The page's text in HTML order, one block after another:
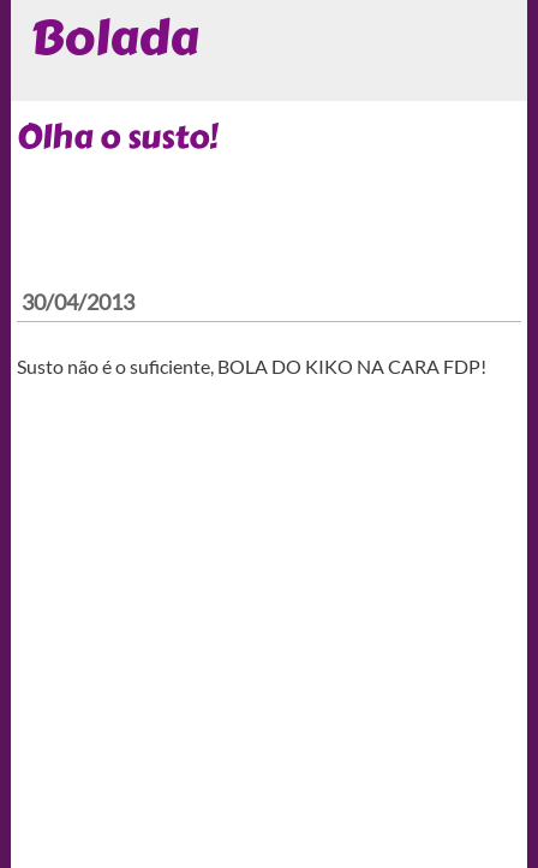
Bolada
Olha o susto!
30/04/2013
Susto não é o suficiente, BOLA DO KIKO NA CARA FDP!